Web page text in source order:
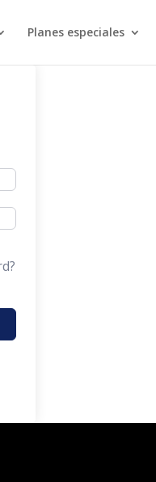
Planes especiales